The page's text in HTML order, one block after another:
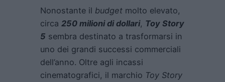
Nonostante il budget molto elevato,
circa 250 milioni di dollari, Toy Story
5 sembra destinato a trasformarsi in
uno dei grandi successi commerciali
dell’anno. Oltre agli incassi
cinematografici, il marchio Toy Story